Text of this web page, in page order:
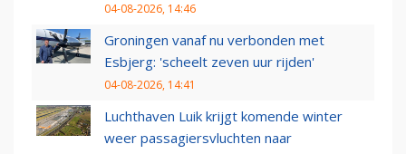
04-08-2026, 14:46
Groningen vanaf nu verbonden met
Esbjerg: 'scheelt zeven uur rijden'
04-08-2026, 14:41
Luchthaven Luik krijgt komende winter
weer passagiersvluchten naar